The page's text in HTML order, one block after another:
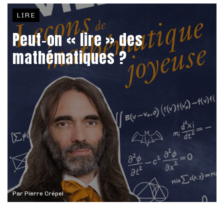
ParPierre Crépel
LIRE
Peut-on « lire » des
mathématiques ?